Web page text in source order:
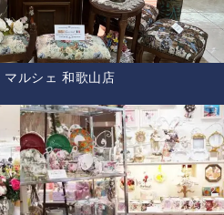
マルシェ 和歌山店